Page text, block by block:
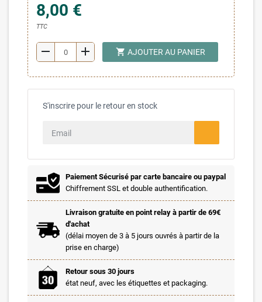
8,00 €
TTC
remove add shopping_cart AJOUTER AU PANIER
S'inscrire pour le retour en stock
Paiement Sécurisé par carte bancaire ou paypal
Chiffrement SSL et double authentification.
Livraison gratuite en point relay à partir de 69€
d'achat
(délai moyen de 3 à 5 jours ouvrés à partir de la
prise en charge)
Retour sous 30 jours
état neuf, avec les étiquettes et packaging.